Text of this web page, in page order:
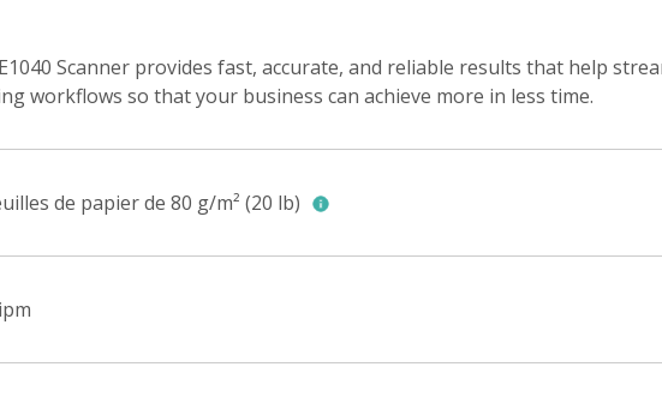
Scanner provides fast, accurate, and reliable results that help
workflows so that your business can achieve more in less time.
de papier de 80 g/m² (20 lb)